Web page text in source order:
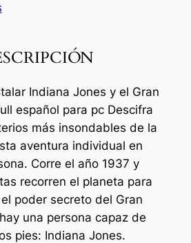
Indiana Jones y el Gran
español para pc Descifra
más insondables de la
aventura individual en
Corre el año 1937 y
recorren el planeta para
poder secreto del Gran
una persona capaz de
pies: Indiana Jones.